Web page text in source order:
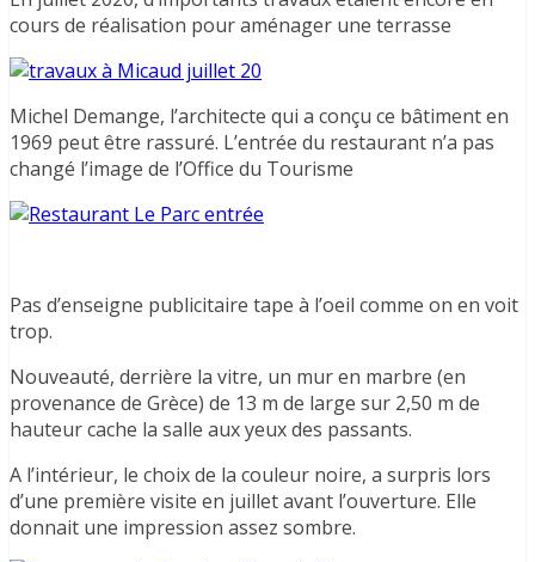
cours de réalisation pour aménager une terrasse
Michel Demange, l’architecte qui a conçu ce bâtiment en
1969 peut être rassuré. L’entrée du restaurant n’a pas
changé l’image de l’Office du Tourisme
Pas d’enseigne publicitaire tape à l’oeil comme on en voit
trop.
Nouveauté, derrière la vitre, un mur en marbre (en
provenance de Grèce) de 13 m de large sur 2,50 m de
hauteur cache la salle aux yeux des passants.
A l’intérieur, le choix de la couleur noire, a surpris lors
d’une première visite en juillet avant l’ouverture. Elle
donnait une impression assez sombre.